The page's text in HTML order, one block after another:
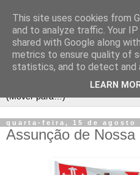
quarta-feira, 15 de agosto
Assunção de Nossa
This site uses cookies from
and to analyze traffic. Your
shared with Google along
metrics to ensure quality of
statistics, and to detect and
LEARN